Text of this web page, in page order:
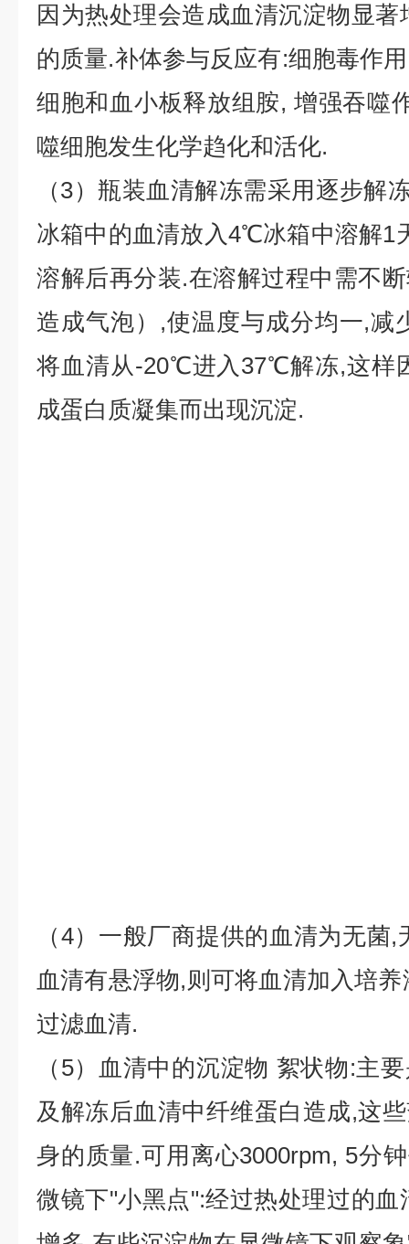
因为热处理会造成血清沉淀物显
的质量.补体参与反应有:细胞毒作
细胞和血小板释放组胺, 增强吞噬
噬细胞发生化学趋化和活化.
（3）瓶装血清解冻需采用逐步
冰箱中的血清放入4℃冰箱中溶解1
溶解后再分装.在溶解过程中需不
造成气泡）,使温度与成分均一,减
将血清从-20℃进入37℃解冻,这样
成蛋白质凝集而出现沉淀.
（4）一般厂商提供的血清为无菌
血清有悬浮物,则可将血清加入培
过滤血清.
（5）血清中的沉淀物 絮状物:主
及解冻后血清中纤维蛋白造成,这
身的质量.可用离心3000rpm, 5分
微镜下"小黑点":经过热处理过的